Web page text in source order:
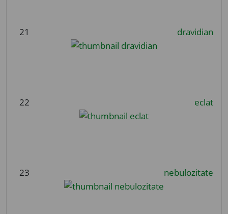
21 dravidian
22 eclat
23 nebulozitate